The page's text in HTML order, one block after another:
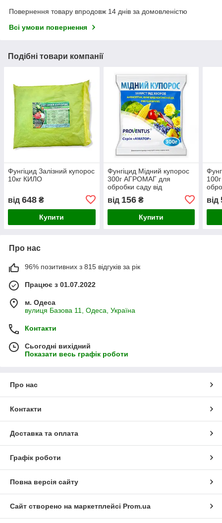
Повернення товару впродовж 14 днів за домовленістю
Всі умови повернення
Подібні товари компанії
Фунгіцид Залізний купорос
10кг КИЛО
від 648 ₴
Купити
Фунгіцид Мідний купорос
300г АГРОМАГ для
обробки саду від
від 156₴
Купити
від
Про нас
96% позитивних з 815 відгуків за рік
Працює з 01.07.2022
м. Одеса
вулиця Базова 11, Одеса, Україна
Контакти
Сьогодні вихідний
Показати весь графік роботи
Про нас
Контакти
Доставка та оплата
Графік роботи
Повна версія сайту
Сайт створено на маркетплейсі Prom.ua